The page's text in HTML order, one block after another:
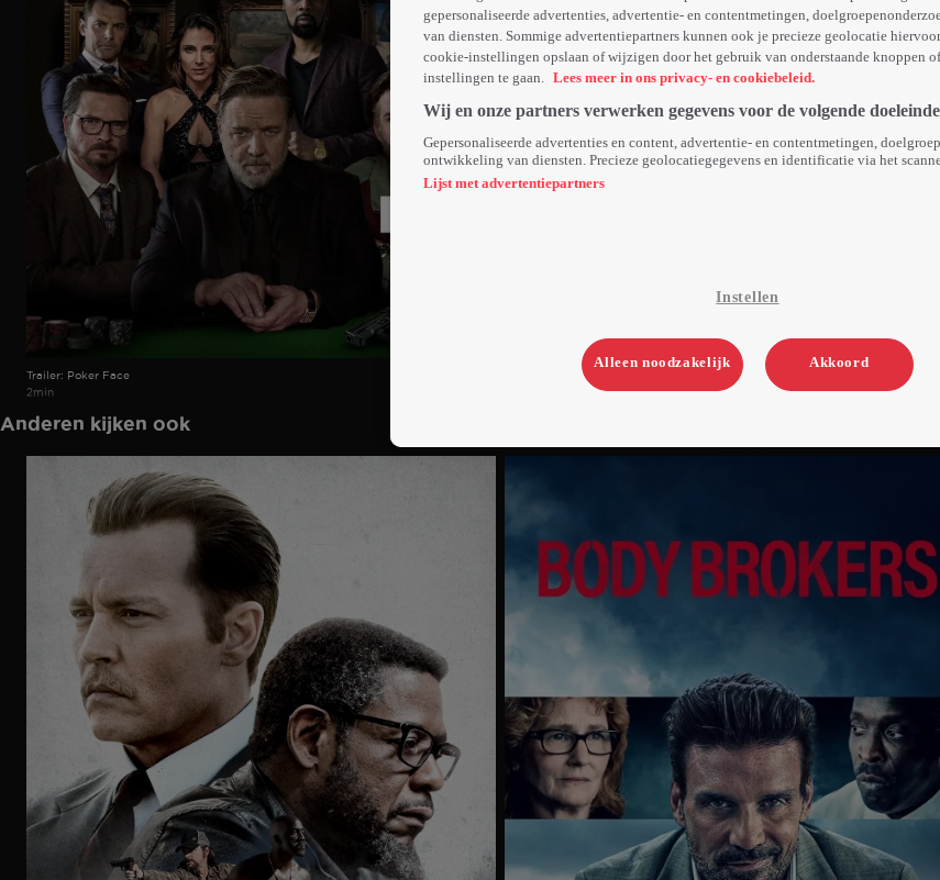
Trailer: Poker Face
2min
Ma 10 mrt 25
Anderen kijken ook
gepersonaliseerde advertenties, advertentie- en contentmetingen,
van diensten. Sommige advertentiepartners kunnen ook je precieze geolocatie
cookie-instellingen opslaan of wijzigen door het gebruik van onderstaande knoppen
instellingen te gaan.
Lees meer in ons privacy- en cookiebeleid.
Wij en onze partners verwerken gegevens voor de volgende
Gepersonaliseerde advertenties en content, advertentie- en contentmetingen,
ontwikkeling van diensten. Precieze geolocatiegegevens en identificatie via het
Lijst met advertentiepartners
Instellen
Alleen noodzakelijk Akkoord